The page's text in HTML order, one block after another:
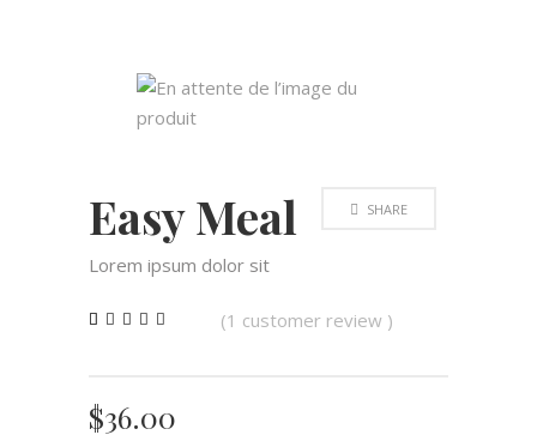
Easy Meal SHARE
Lorem ipsum dolor sit
sur
notation
client
(1 customer review )
$36.00